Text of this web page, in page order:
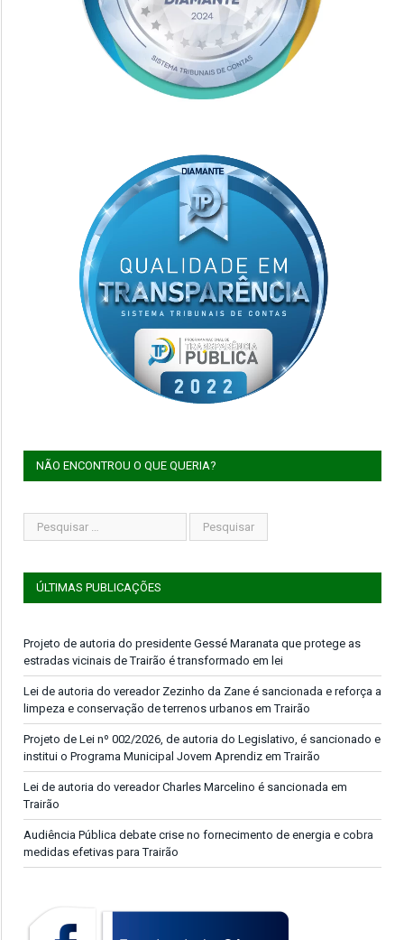
NÃO ENCONTROU O QUE QUERIA?
ÚLTIMAS PUBLICAÇÕES
Projeto de autoria do presidente Gessé Maranata que protege as
estradas vicinais de Trairão é transformado em lei
Lei de autoria do vereador Zezinho da Zane é sancionada e reforça a
limpeza e conservação de terrenos urbanos em Trairão
Projeto de Lei nº 002/2026, de autoria do Legislativo, é sancionado e
institui o Programa Municipal Jovem Aprendiz em Trairão
Lei de autoria do vereador Charles Marcelino é sancionada em
Trairão
Audiência Pública debate crise no fornecimento de energia e cobra
medidas efetivas para Trairão